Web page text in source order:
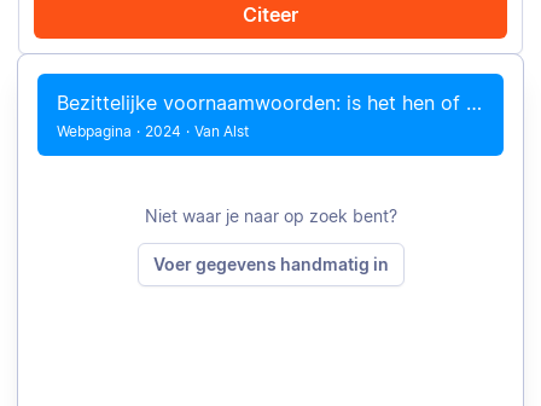
Citeer
Citeer met Chrome Citeer handmatig
Bezittelijke voornaamwoorden: is het hen of hun scriptie?
Webpagina · 2024 · Van Alst
Niet waar je naar op zoek bent?
Voer gegevens handmatig in